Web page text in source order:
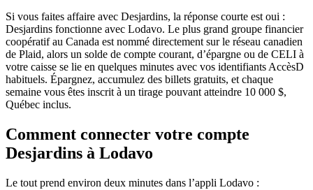
Si vous faites affaire avec Desjardins, la réponse courte est oui :
Desjardins fonctionne avec Lodavo. Le plus grand groupe financier
coopératif au Canada est nommé directement sur le réseau canadien
de Plaid, alors un solde de compte courant, d’épargne ou de CELI à
votre caisse se lie en quelques minutes avec vos identifiants AccèsD
habituels. Épargnez, accumulez des billets gratuits, et chaque
semaine vous êtes inscrit à un tirage pouvant atteindre 10 000 $,
Québec inclus.
Comment connecter votre compte
Desjardins à Lodavo
Le tout prend environ deux minutes dans l’appli Lodavo :